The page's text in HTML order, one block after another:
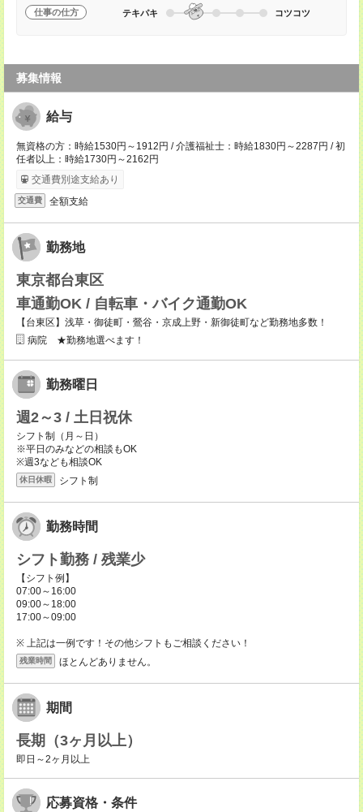
仕事の仕方 テキパキ コツコツ
募集情報
給与
無資格の方：時給1530円～1912円 / 介護福祉士：時給1830円～2287円 / 初
任者以上：時給1730円～2162円
交通費別途支給あり
交通費 全額支給
勤務地
東京都台東区
車通勤OK / 自転車・バイク通勤OK
【台東区】浅草・御徒町・鶯谷・京成上野・新御徒町など勤務地多数！
病院 ★勤務地選べます！
勤務曜日
週2～3 / 土日祝休
シフト制（月～日）
※平日のみなどの相談もOK
※週3なども相談OK
休日休暇 シフト制
勤務時間
シフト勤務 / 残業少
【シフト例】
07:00～16:00
09:00～18:00
17:00～09:00
※ 上記は一例です！その他シフトもご相談ください！
残業時間 ほとんどありません。
期間
長期（3ヶ月以上）
即日～2ヶ月以上
応募資格・条件